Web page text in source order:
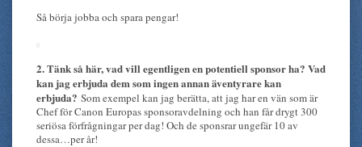
Så börja jobba och spara pengar!
2. Tänk så här, vad vill egentligen en potentiell sponsor ha? Vad
kan jag erbjuda dem som ingen annan äventyrare kan
erbjuda? Som exempel kan jag berätta, att jag har en vän som är
Chef för Canon Europas sponsoravdelning och han får drygt 300
seriösa förfrågningar per dag! Och de sponsrar ungefär 10 av
dessa…per år!